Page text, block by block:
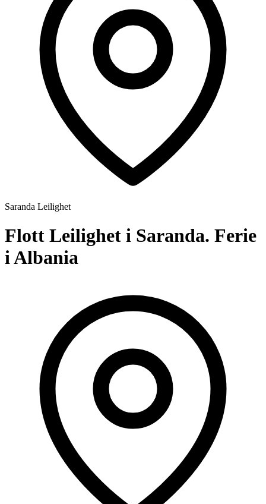
Saranda Leilighet
Flott Leilighet i Saranda. Ferie
i Albania